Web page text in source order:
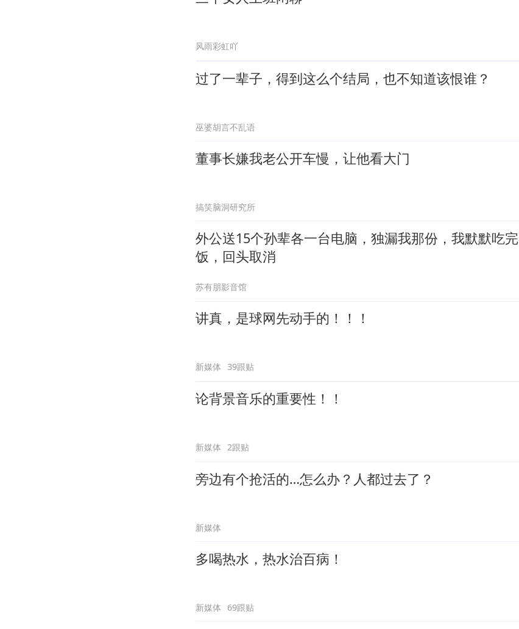
风雨彩虹吖
过了一辈子，得到这么个结局，也不知道该恨谁？
巫婆胡言不乱语
董事长嫌我老公开车慢，让他看大门
搞笑脑洞研究所
外公送15个孙辈各一台电脑，独漏我那份，我默默吃完
饭，回头取消
苏有朋影音馆
讲真，是球网先动手的！！！
新媒体 39跟贴
论背景音乐的重要性！！
新媒体 2跟贴
旁边有个抢活的…怎么办？人都过去了？
新媒体
多喝热水，热水治百病！
新媒体 69跟贴